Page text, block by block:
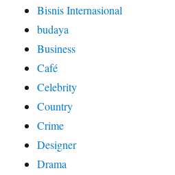
Bisnis Internasional
budaya
Business
Café
Celebrity
Country
Crime
Designer
Drama